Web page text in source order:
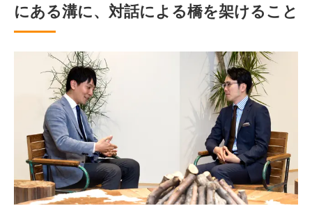
にある溝に、対話による橋を架けること